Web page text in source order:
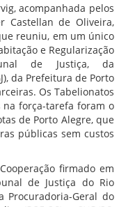
acompanhada pelos
Castellan de Oliveira,
reuniu, em um único
e Regularização
de Justiça, da
da Prefeitura de Porto
Os Tabelionatos
força-tarefa foram o
de Porto Alegre, que
públicas sem custos
firmado em
de Justiça do Rio
Procuradoria-Geral do